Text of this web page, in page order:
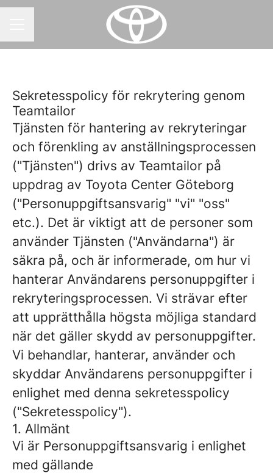
Sekretesspolicy för rekrytering genom
Teamtailor
Tjänsten för hantering av rekryteringar
och förenkling av anställningsprocessen
("Tjänsten") drivs av Teamtailor på
uppdrag av Toyota Center Göteborg
("Personuppgiftsansvarig" "vi" "oss"
etc.). Det är viktigt att de personer som
använder Tjänsten ("Användarna") är
säkra på, och är informerade, om hur vi
hanterar Användarens personuppgifter i
rekryteringsprocessen. Vi strävar efter
att upprätthålla högsta möjliga standard
när det gäller skydd av personuppgifter.
Vi behandlar, hanterar, använder och
skyddar Användarens personuppgifter i
enlighet med denna sekretesspolicy
("Sekretesspolicy").
1. Allmänt
Vi är Personuppgiftsansvarig i enlighet
med gällande